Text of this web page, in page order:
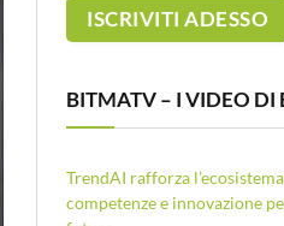
BITMATV – I VIDEO DI
TrendAI rafforza
competenze e innovazione